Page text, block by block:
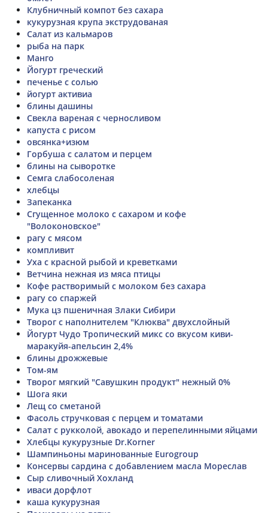
Клубничный компот без сахара
кукурузная крупа экструдованая
Салат из кальмаров
рыба на парк
Манго
Йогурт греческий
печенье с солью
йогурт активиа
блины дашины
Свекла вареная с черносливом
капуста с рисом
овсянка+изюм
Горбуша с салатом и перцем
блины на сыворотке
Семга слабосоленая
хлебцы
Запеканка
Сгущенное молоко с сахаром и кофе
"Волоконовское"
рагу с мясом
компливит
Уха с красной рыбой и креветками
Ветчина нежная из мяса птицы
Кофе растворимый с молоком без сахара
рагу со спаржей
Мука цз пшеничная Злаки Сибири
Творог с наполнителем "Клюква" двухслойный
Йогурт Чудо Тропический микс со вкусом киви-
маракуйя-апельсин 2,4%
блины дрожжевые
Том-ям
Творог мягкий "Савушкин продукт" нежный 0%
Шога яки
Лещ со сметаной
Фасоль стручковая с перцем и томатами
Салат с рукколой, авокадо и перепелинными яйцами
Хлебцы кукурузные Dr.Korner
Шампиньоны маринованные Eurogroup
Консервы сардина с добавлением масла Мореслав
Сыр сливочный Хохланд
иваси дорфлот
каша кукурузная